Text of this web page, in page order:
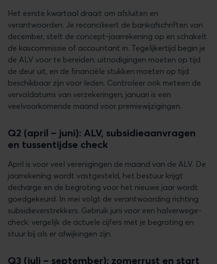
Het eerste kwartaal draait om afsluiten en
verantwoorden. Je reconcilieert de bankafschriften van
december, stelt de concept-jaarrekening op en schakelt
de kascommissie of accountant in. Tegelijkertijd begin je
de ALV voor te bereiden: uitnodigingen moeten op tijd
de deur uit, en de financiële stukken moeten op tijd
beschikbaar zijn voor leden. Controleer ook meteen de
vervaldatums van verzekeringen, januari is een
veelvoorkomende maand voor premiewijzigingen.
Q2 (april – juni): ALV, subsidieaanvragen
en tussentijdse check
April is voor veel verenigingen de maand van de ALV. De
jaarrekening wordt vastgesteld, het bestuur krijgt
decharge en de begroting voor het nieuwe jaar wordt
goedgekeurd. In mei volgt de verantwoording richting
subsidieverstrekkers. Gebruik juni voor een halverwege-
check: vergelijk de actuele cijfers met je begroting en
stuur bij als er afwijkingen zijn.
Q3 (juli – september): zomerrust en start